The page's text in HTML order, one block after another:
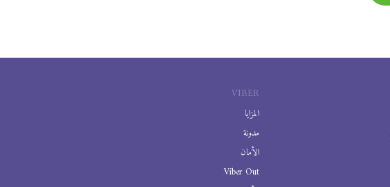
VIBER
المزايا
مدونة
الأمان
Viber Out